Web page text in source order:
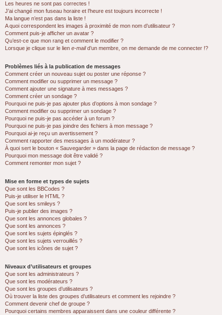
Les heures ne sont pas correctes !
J’ai changé mon fuseau horaire et l’heure est toujours incorrecte !
Ma langue n’est pas dans la liste !
A quoi correspondent les images à proximité de mon nom d’utilisateur ?
Comment puis-je afficher un avatar ?
Qu’est-ce que mon rang et comment le modifier ?
Lorsque je clique sur le lien e-maild’un membre, on me demande de me connecter !?
Problèmes liés à la publication de messages
Comment créer un nouveau sujet ou poster une réponse ?
Comment modifier ou supprimer un message ?
Comment ajouter une signature à mes messages ?
Comment créer un sondage ?
Pourquoi ne puis-je pas ajouter plus d’options à mon sondage ?
Comment modifier ou supprimer un sondage ?
Pourquoi ne puis-je pas accéder à un forum ?
Pourquoi ne puis-je pas joindre des fichiers à mon message ?
Pourquoi ai-je reçu un avertissement ?
Comment rapporter des messages à un modérateur ?
À quoi sert le bouton « Sauvegarder » dans la page de rédaction de message ?
Pourquoi mon message doit être validé ?
Comment remonter mon sujet ?
Mise en forme et types de sujets
Que sont les BBCodes ?
Puis-je utiliser le HTML ?
Que sont les smileys ?
Puis-je publier des images ?
Que sont les annonces globales ?
Que sont les annonces ?
Que sont les sujets épinglés ?
Que sont les sujets verrouillés ?
Que sont les icônes de sujet ?
Niveaux d’utilisateurs et groupes
Que sont les administrateurs ?
Que sont les modérateurs ?
Que sont les groupes d’utilisateurs ?
Où trouver la liste des groupes d’utilisateurs et comment les rejoindre ?
Comment devenir chef de groupe ?
Pourquoi certains membres apparaissent dans une couleur différente ?